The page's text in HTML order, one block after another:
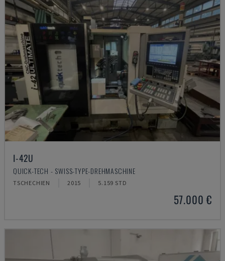
I-42U
QUICK-TECH - SWISS-TYPE-DREHMASCHINE
TSCHECHIEN 2015 5.159 STD
57.000 €